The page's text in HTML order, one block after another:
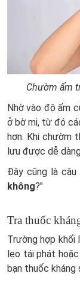
Chườm ấm
Nhờ vào độ ấm
ở bờ mi, từ đó
hơn. Khi chườm
lưu được dễ
Đây cũng là
không?"
Tra thuốc
Trường hợp khối
lẹo tái phát
bạn thuốc kháng